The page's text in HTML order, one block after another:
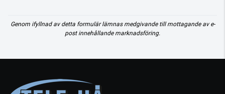
Genom ifyllnad av detta formulär lämnas medgivande till mottagande av e-
post innehållande marknadsföring.